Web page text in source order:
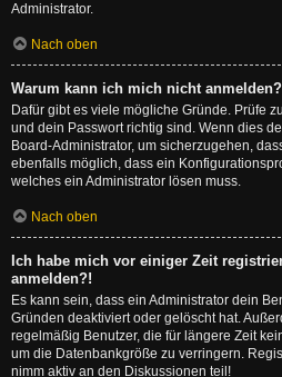
Administrator.
Nach oben
Warum kann ich mich nicht anmelden?
Dafür gibt es viele mögliche Gründe. Prüfe
und dein Passwort richtig sind. Wenn dies
Board-Administrator, um sicherzugehen,
ebenfalls möglich, dass ein
welches ein Administrator lösen muss.
Nach oben
Ich habe mich vor einiger Zeit
anmelden?!
Es kann sein, dass ein Administrator dein
Gründen deaktiviert oder gelöscht hat.
regelmäßig Benutzer, die für längere Zeit
um die Datenbankgröße zu verringern.
nimm aktiv an den Diskussionen teil!